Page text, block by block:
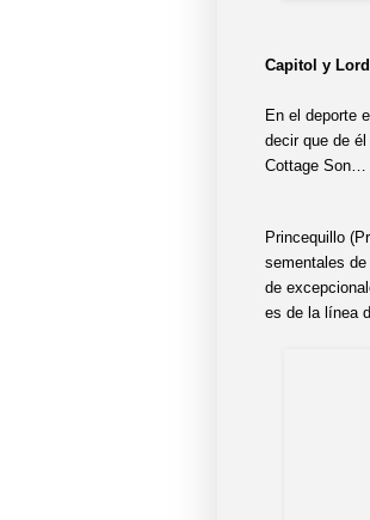
Capitol y
En el deporte
decir que de
Cottage Son…
Princequillo
sementales
de
es de la línea